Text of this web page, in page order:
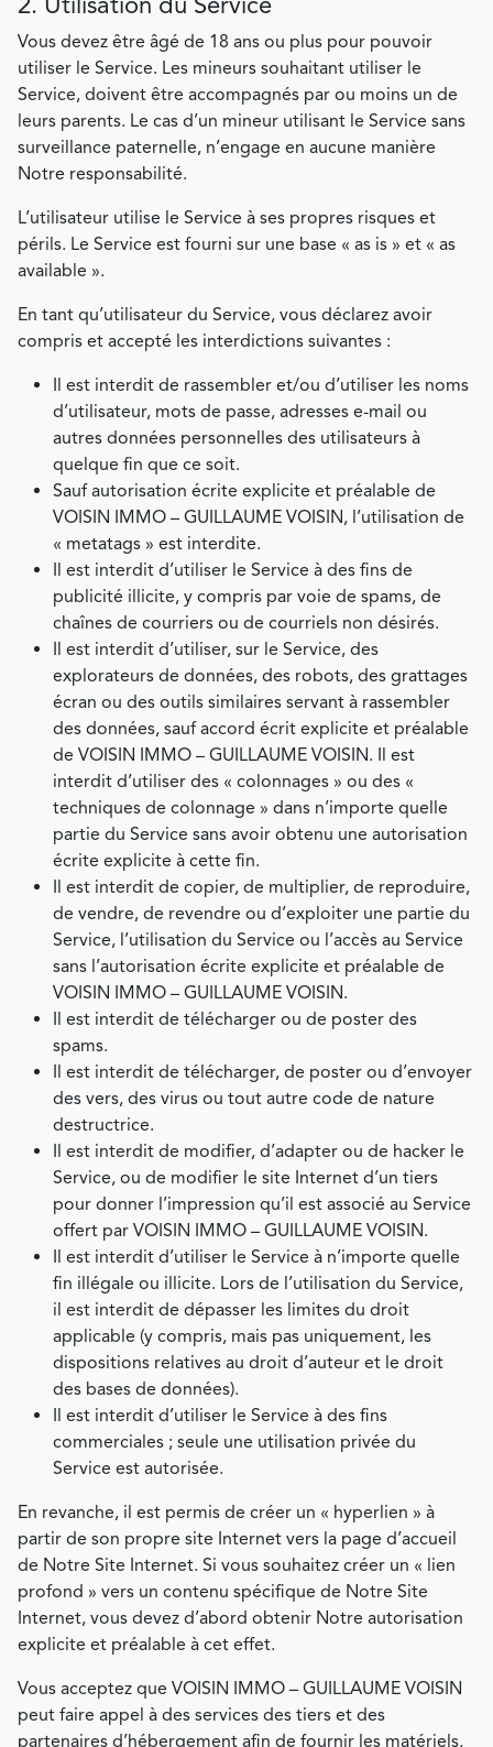
Vous devez être âgé de 18 ans ou plus pour pouvoir
utiliser le Service. Les mineurs souhaitant utiliser le
Service, doivent être accompagnés par ou moins un de
leurs parents. Le cas d’un mineur utilisant le Service sans
surveillance paternelle, n’engage en aucune manière
Notre responsabilité.
L’utilisateur utilise le Service à ses propres risques et
périls. Le Service est fourni sur une base « as is » et « as
available ».
En tant qu’utilisateur du Service, vous déclarez avoir
compris et accepté les interdictions suivantes :
Il est interdit de rassembler et/ou d’utiliser les noms
d’utilisateur, mots de passe, adresses e-mail ou
autres données personnelles des utilisateurs à
quelque fin que ce soit.
Sauf autorisation écrite explicite et préalable de
VOISIN IMMO – GUILLAUME VOISIN, l’utilisation de
« metatags » est interdite.
Il est interdit d’utiliser le Service à des fins de
publicité illicite, y compris par voie de spams, de
chaînes de courriers ou de courriels non désirés.
Il est interdit d’utiliser, sur le Service, des
explorateurs de données, des robots, des grattages
écran ou des outils similaires servant à rassembler
des données, sauf accord écrit explicite et préalable
de VOISIN IMMO – GUILLAUME VOISIN. Il est
interdit d’utiliser des « colonnages » ou des «
techniques de colonnage » dans n’importe quelle
partie du Service sans avoir obtenu une autorisation
écrite explicite à cette fin.
Il est interdit de copier, de multiplier, de reproduire,
de vendre, de revendre ou d’exploiter une partie du
Service, l’utilisation du Service ou l’accès au Service
sans l’autorisation écrite explicite et préalable de
VOISIN IMMO – GUILLAUME VOISIN.
Il est interdit de télécharger ou de poster des
spams.
Il est interdit de télécharger, de poster ou d’envoyer
des vers, des virus ou tout autre code de nature
destructrice.
Il est interdit de modifier, d’adapter ou de hacker le
Service, ou de modifier le site Internet d’un tiers
pour donner l’impression qu’il est associé au Service
offert par VOISIN IMMO – GUILLAUME VOISIN.
Il est interdit d’utiliser le Service à n’importe quelle
fin illégale ou illicite. Lors de l’utilisation du Service,
il est interdit de dépasser les limites du droit
applicable (y compris, mais pas uniquement, les
dispositions relatives au droit d’auteur et le droit
des bases de données).
Il est interdit d’utiliser le Service à des fins
commerciales ; seule une utilisation privée du
Service est autorisée.
En revanche, il est permis de créer un « hyperlien » à
partir de son propre site Internet vers la page d’accueil
de Notre Site Internet. Si vous souhaitez créer un « lien
profond » vers un contenu spécifique de Notre Site
Internet, vous devez d’abord obtenir Notre autorisation
explicite et préalable à cet effet.
Vous acceptez que VOISIN IMMO – GUILLAUME VOISIN
peut faire appel à des services des tiers et des
partenaires d’hébergement afin de fournir les matériels,